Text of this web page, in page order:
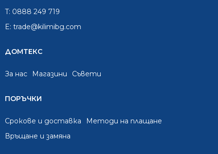
T: 0888 249 719
E: trade@kilimibg.com
ДОМТЕКС
За нас Mагазини Съвети
ПОРЪЧКИ
Срокове и доставка
Методи на плащане
Връщане и замяна